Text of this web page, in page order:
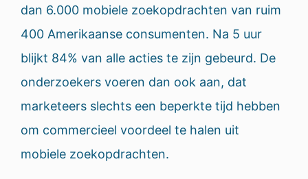
dan 6.000 mobiele zoekopdrachten van ruim
400 Amerikaanse consumenten. Na 5 uur
blijkt 84% van alle acties te zijn gebeurd. De
onderzoekers voeren dan ook aan, dat
marketeers slechts een beperkte tijd hebben
om commercieel voordeel te halen uit
mobiele zoekopdrachten.